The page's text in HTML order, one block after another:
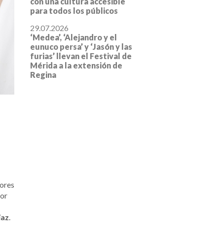
.
para todos los públicos
29.07.2026
‘Medea’, ‘Alejandro y el
eunuco persa’ y ‘Jasón y las
furias’ llevan el Festival de
Mérida a la extensión de
Regina